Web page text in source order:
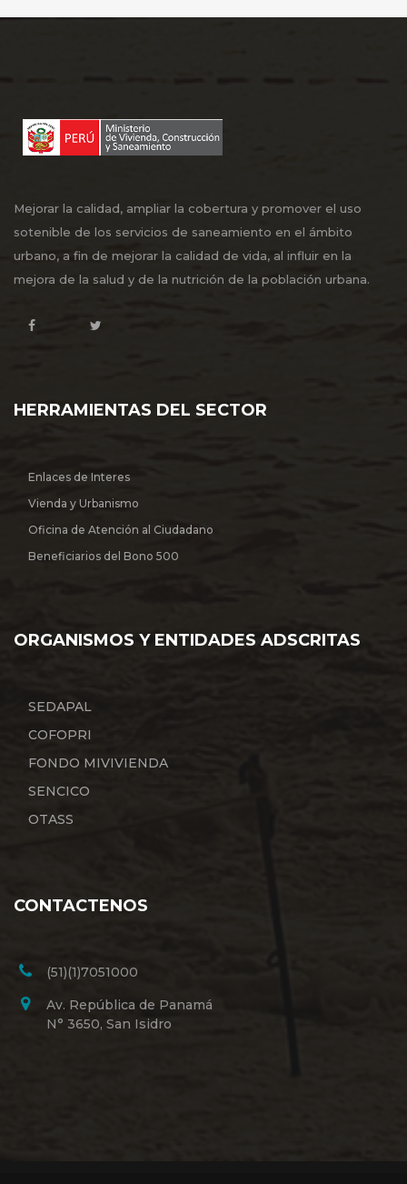
Mejorar la calidad, ampliar la cobertura y promover el uso
sotenible de los servicios de saneamiento en el ámbito
urbano, a fin de mejorar la calidad de vida, al influir en la
mejora de la salud y de la nutrición de la población urbana.
HERRAMIENTAS DEL SECTOR
Enlaces de Interes
Vienda y Urbanismo
Oficina de Atención al Ciudadano
Beneficiarios del Bono 500
ORGANISMOS Y ENTIDADES ADSCRITAS
SEDAPAL
COFOPRI
FONDO MIVIVIENDA
SENCICO
OTASS
CONTACTENOS
(51)(1)7051000
Av. República de Panamá
N° 3650, San Isidro